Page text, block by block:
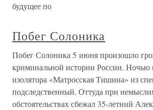
будущее по
Побег Солоника
Побег Солоника 5 июня произошло
криминальной истории России. Ночью
изолятора «Матросская Тишина» из
подследственный. Оттуда при
обстоятельствах сбежал 35-летний